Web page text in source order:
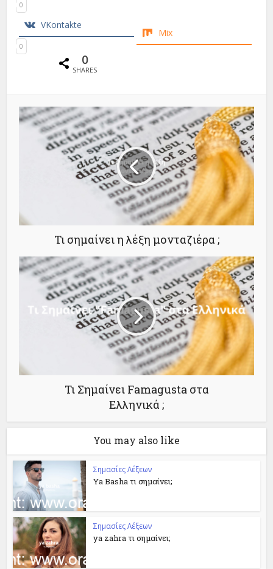
0
VKontakte
0
Mix
0
SHARES
Τι σημαίνει η λέξη μονταζιέρα ;
Τι Σημαίνει Famagusta στα
Ελληνικά ;
You may also like
Σημασίες Λέξεων
Ya Basha τι σημαίνει;
Σημασίες Λέξεων
ya zahra τι σημαίνει;